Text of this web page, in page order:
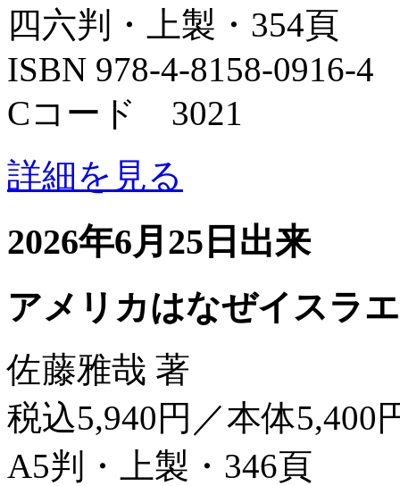
四六判・上製・354頁
ISBN 978-4-8158-0916-4
Cコード 3021
詳細を見る
2026年6月25日出来
アメリカはなぜイスラ
佐藤雅哉 著
税込5,940円／本体5,400
A5判・上製・346頁